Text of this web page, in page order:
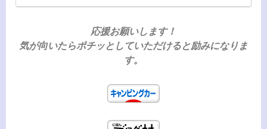
応援お願いします！
気が向いたらポチッとしていただけると励みになりま
す。